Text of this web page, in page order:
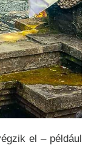
el – például